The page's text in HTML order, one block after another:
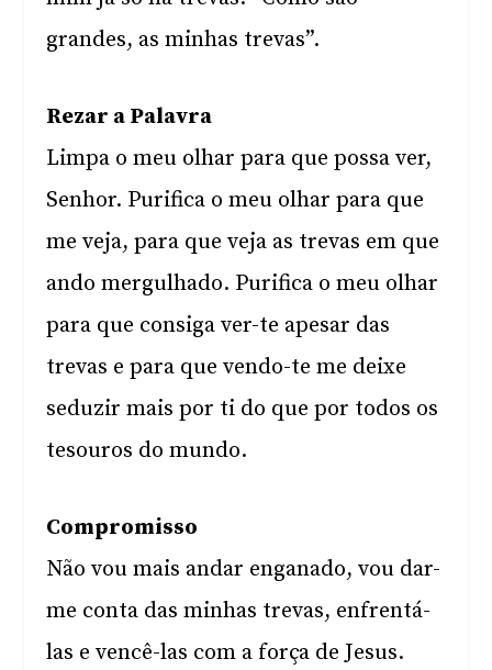
grandes, as minhas trevas”.
Rezar a Palavra
Limpa o meu olhar para que possa ver,
Senhor. Purifica o meu olhar para que
me veja, para que veja as trevas em que
ando mergulhado. Purifica o meu olhar
para que consiga ver-te apesar das
trevas e para que vendo-te me deixe
seduzir mais por ti do que por todos os
tesouros do mundo.
Compromisso
Não vou mais andar enganado, vou dar-
me conta das minhas trevas, enfrentá-
las e vencê-las com a força de Jesus.